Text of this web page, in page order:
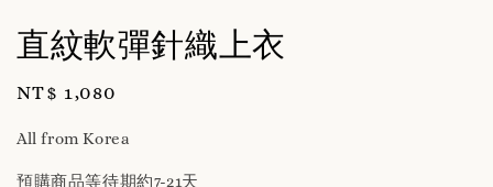
直紋軟彈針織上衣
Regular
NT$ 1,080
All from Korea
預購商品等待期約7-21天